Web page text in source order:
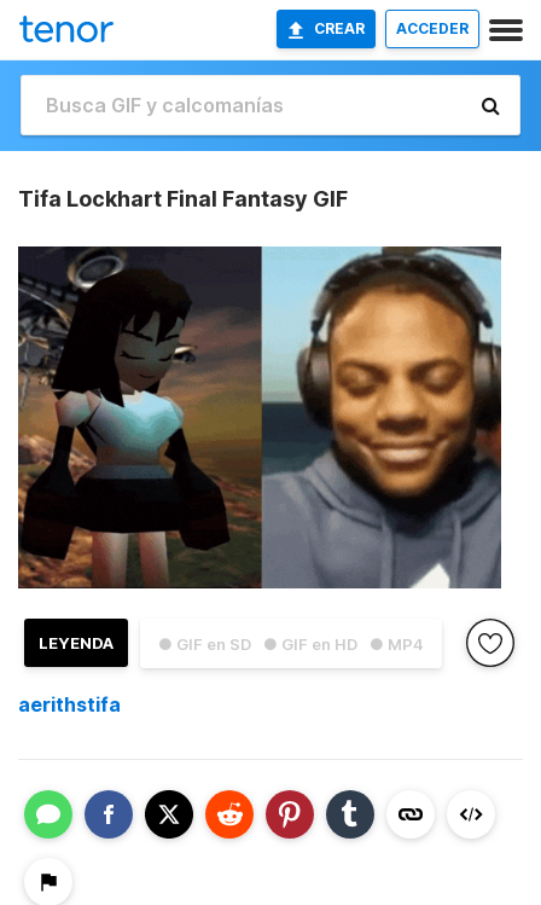
CREAR ACCEDER
Tifa Lockhart Final Fantasy GIF
● GIF en SD ● GIF en HD ● MP4
LEYENDA
aerithstifa